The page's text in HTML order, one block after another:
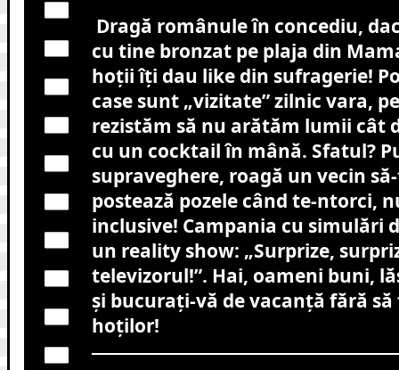
Dragă românule în concediu,
cu tine bronzat pe plaja din
hoții îți dau like din sufragerie!
case sunt „vizitate” zilnic vara,
rezistăm să nu arătăm lumii cât
cu un cocktail în mână. Sfatul?
supraveghere, roagă un vecin
postează pozele când te-ntorci,
inclusive! Campania cu simulări
un reality show: „Surprize,
televizorul!”. Hai, oameni buni,
și bucurați-vă de vacanță fără
hoților!